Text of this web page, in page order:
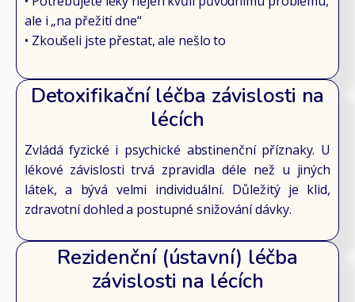
ale i „na přežití dne“
• Zkoušeli jste přestat, ale nešlo to
Detoxifikační léčba závislosti na
lécích
Zvládá fyzické i psychické abstinenční příznaky. U
lékové závislosti trvá zpravidla déle než u jiných
látek, a bývá velmi individuální. Důležitý je klid,
zdravotní dohled a postupné snižování dávky.
Rezidenční (ústavní) léčba
závislosti na lécích